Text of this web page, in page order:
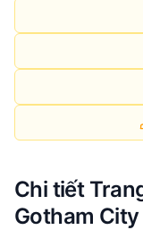
Chi tiết
Gotham City